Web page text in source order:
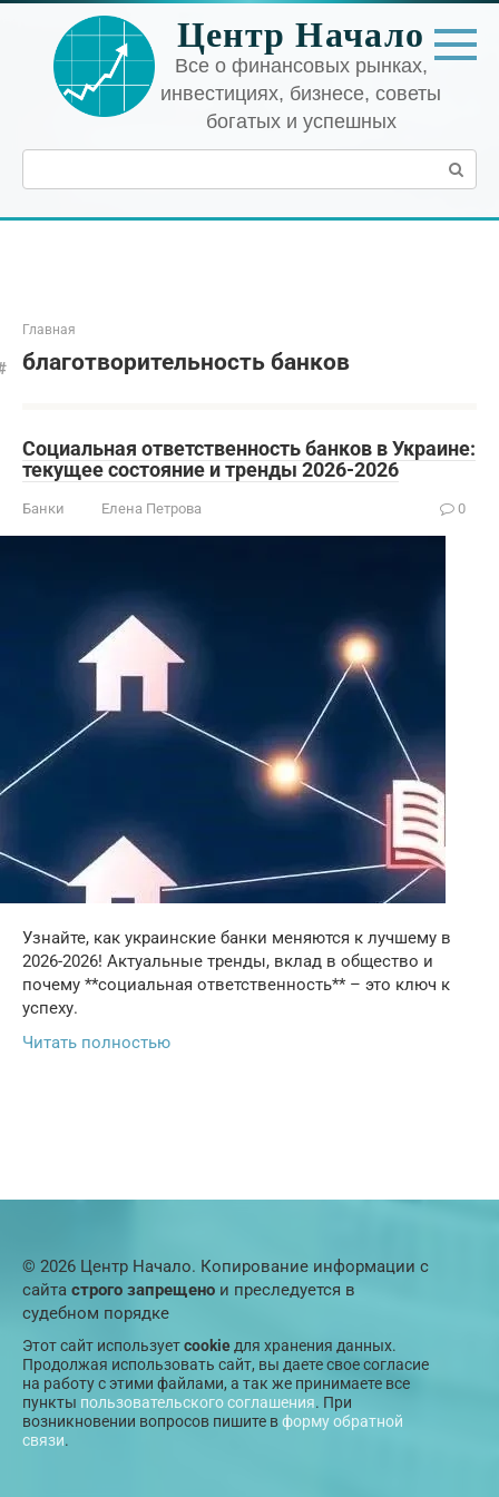
Перейти
контенту
Центр Начало
Все о финансовых рынках,
инвестициях, бизнесе, советы
богатых и успешных
Поиск:
Главная
благотворительность банков
Социальная ответственность банков в Украине:
текущее состояние и тренды 2026-2026
Банки Елена Петрова 0
Узнайте, как украинские банки меняются к лучшему в
2026-2026! Актуальные тренды, вклад в общество и
почему **социальная ответственность** – это ключ к
успеху.
Читать полностью
© 2026 Центр Начало. Копирование информации с
сайта строго запрещено и преследуется в
судебном порядке
Этот сайт используетcookie для хранения данных.
Продолжая использовать сайт, вы даете свое согласие
на работу с этими файлами, а так же принимаете все
пункты пользовательского соглашения. При
возникновении вопросов пишите вформу обратной
связи.